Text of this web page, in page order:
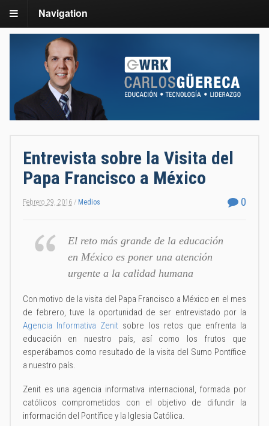
Navigation
Entrevista sobre la Visita del
Papa Francisco a México
Febrero 29, 2016 / Medios 0
El reto más grande de la educación
en México es poner una atención
urgente a la calidad humana
Con motivo de la visita del Papa Francisco a México en el mes
de febrero, tuve la oportunidad de ser entrevistado por la
Agencia Informativa Zenit sobre los retos que enfrenta la
educación en nuestro país, así como los frutos que
esperábamos como resultado de la visita del Sumo Pontífice
a nuestro país.
Zenit es una agencia informativa internacional, formada por
católicos comprometidos con el objetivo de difundir la
información del Pontífice y la Iglesia Católica.